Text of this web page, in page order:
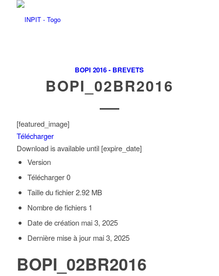
BOPI 2016 - BREVETS
BOPI_02BR2016
[featured_image]
Télécharger
Download is available until [expire_date]
Version
Télécharger0
Taille du fichier2.92 MB
Nombre de fichiers 1
Date de création mai 3, 2025
Dernière mise à jour mai 3, 2025
BOPI_02BR2016